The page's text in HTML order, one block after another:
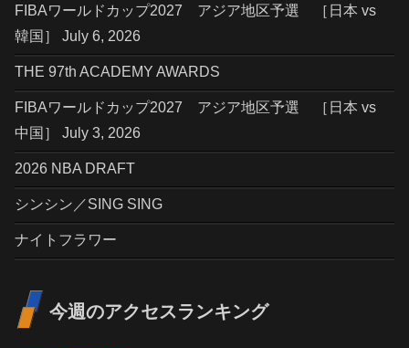
FIBAワールドカップ2027 アジア地区予選 ［日本 vs
韓国］ July 6, 2026
THE 97th ACADEMY AWARDS
FIBAワールドカップ2027 アジア地区予選 ［日本 vs
中国］ July 3, 2026
2026 NBA DRAFT
シンシン／SING SING
ナイトフラワー
今週のアクセスランキング